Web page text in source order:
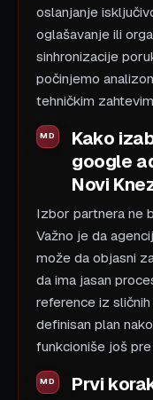
oslanjanje
oglašavanje ili
sinhronizacije
počinjemo
tehničkim
Kako
google
Novi
Izbor partnera ne
Važno je da
može da objasni
da ima jasan
reference iz
definisan plan
funkcioniše još
Prvi